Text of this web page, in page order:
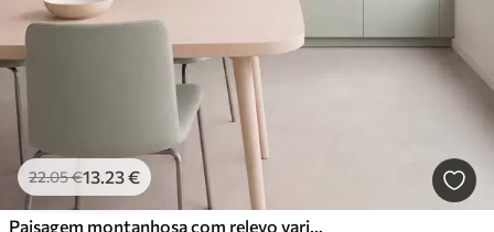
22.05€13 .23€